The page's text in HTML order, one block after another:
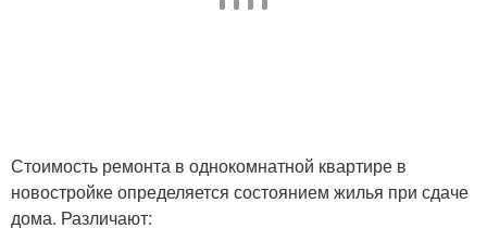
Стоимость ремонта в однокомнатной квартире в
новостройке определяется состоянием жилья при сдаче
дома. Различают: